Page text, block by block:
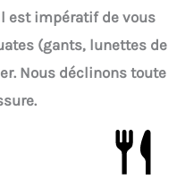
est impératif de vous
(gants, lunettes de
Nous déclinons toute